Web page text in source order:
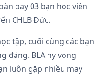
bay 03 bạn học viên
CHLB Đức.
tập, cuối cùng các bạn
đáng. BLA hy vọng
luôn gặp nhiều may